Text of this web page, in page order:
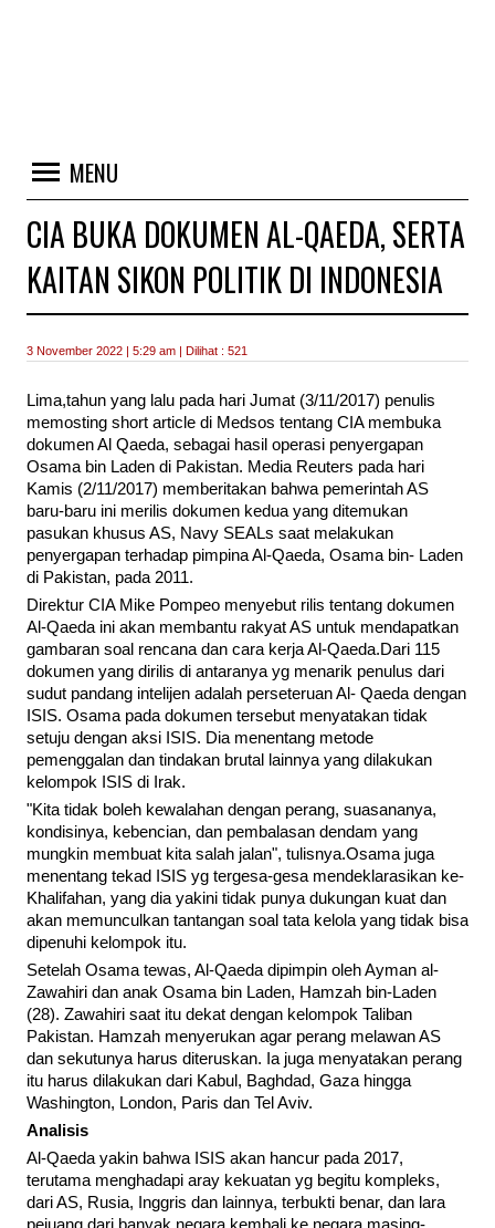
MENU
CIA BUKA DOKUMEN AL-QAEDA, SERTA
KAITAN SIKON POLITIK DI INDONESIA
3 November 2022 | 5:29 am | Dilihat : 521
Lima,tahun yang lalu pada hari Jumat (3/11/2017) penulis
memosting short article di Medsos tentang CIA membuka
dokumen Al Qaeda, sebagai hasil operasi penyergapan
Osama bin Laden di Pakistan. Media Reuters pada hari
Kamis (2/11/2017) memberitakan bahwa pemerintah AS
baru-baru ini merilis dokumen kedua yang ditemukan
pasukan khusus AS, Navy SEALs saat melakukan
penyergapan terhadap pimpina Al-Qaeda, Osama bin- Laden
di Pakistan, pada 2011.
Direktur CIA Mike Pompeo menyebut rilis tentang dokumen
Al-Qaeda ini akan membantu rakyat AS untuk mendapatkan
gambaran soal rencana dan cara kerja Al-Qaeda.Dari 115
dokumen yang dirilis di antaranya yg menarik penulus dari
sudut pandang intelijen adalah perseteruan Al- Qaeda dengan
ISIS. Osama pada dokumen tersebut menyatakan tidak
setuju dengan aksi ISIS. Dia menentang metode
pemenggalan dan tindakan brutal lainnya yang dilakukan
kelompok ISIS di Irak.
"Kita tidak boleh kewalahan dengan perang, suasananya,
kondisinya, kebencian, dan pembalasan dendam yang
mungkin membuat kita salah jalan", tulisnya.Osama juga
menentang tekad ISIS yg tergesa-gesa mendeklarasikan ke-
Khalifahan, yang dia yakini tidak punya dukungan kuat dan
akan memunculkan tantangan soal tata kelola yang tidak bisa
dipenuhi kelompok itu.
Setelah Osama tewas, Al-Qaeda dipimpin oleh Ayman al-
Zawahiri dan anak Osama bin Laden, Hamzah bin-Laden
(28). Zawahiri saat itu dekat dengan kelompok Taliban
Pakistan. Hamzah menyerukan agar perang melawan AS
dan sekutunya harus diteruskan. Ia juga menyatakan perang
itu harus dilakukan dari Kabul, Baghdad, Gaza hingga
Washington, London, Paris dan Tel Aviv.
Analisis
Al-Qaeda yakin bahwa ISIS akan hancur pada 2017,
terutama menghadapi aray kekuatan yg begitu kompleks,
dari AS, Rusia, Inggris dan lainnya, terbukti benar, dan lara